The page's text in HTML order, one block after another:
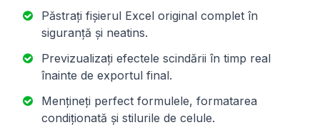
Păstrați fișierul Excel original complet în
siguranță și neatins.
Previzualizați efectele scindării în timp real
înainte de exportul final.
Mențineți perfect formulele, formatarea
condiționată și stilurile de celule.